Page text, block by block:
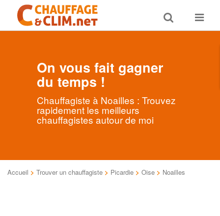
Toggle
search
Toggle
On vous fait gagner
du temps !
Chauffagiste à Noailles : Trouvez
rapidement les meilleurs
chauffagistes autour de moi
Accueil > Trouver un chauffagiste > Picardie > Oise > Noailles